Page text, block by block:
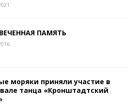
ПАМЯТЬ
моряки приняли участие в
танца «Кронштадтский